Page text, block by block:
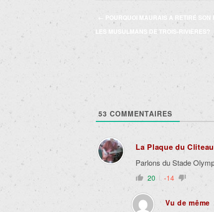
Navigation
des
← POURQUOI MAURAIS A RETIRÉ SON
LES MUSULMANS DE TROIS-RIVIÈRES?
53 COMMENTAIRES
La Plaque du Cliteau
Parlons du Stade
20 -14
Vu de même